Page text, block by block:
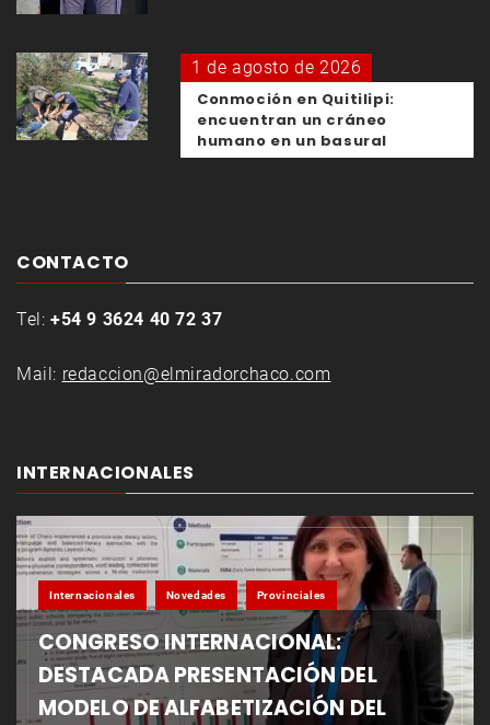
1 de agosto de 2026
Conmoción en Quitilipi:
encuentran un cráneo
humano en un basural
CONTACTO
Tel: +54 9 3624 40 72 37
Mail: redaccion@elmiradorchaco.com
INTERNACIONALES
Internacionales Novedades Provinciales
CONGRESO INTERNACIONAL:
DESTACADA PRESENTACIÓN DEL
MODELO DE ALFABETIZACIÓN DEL